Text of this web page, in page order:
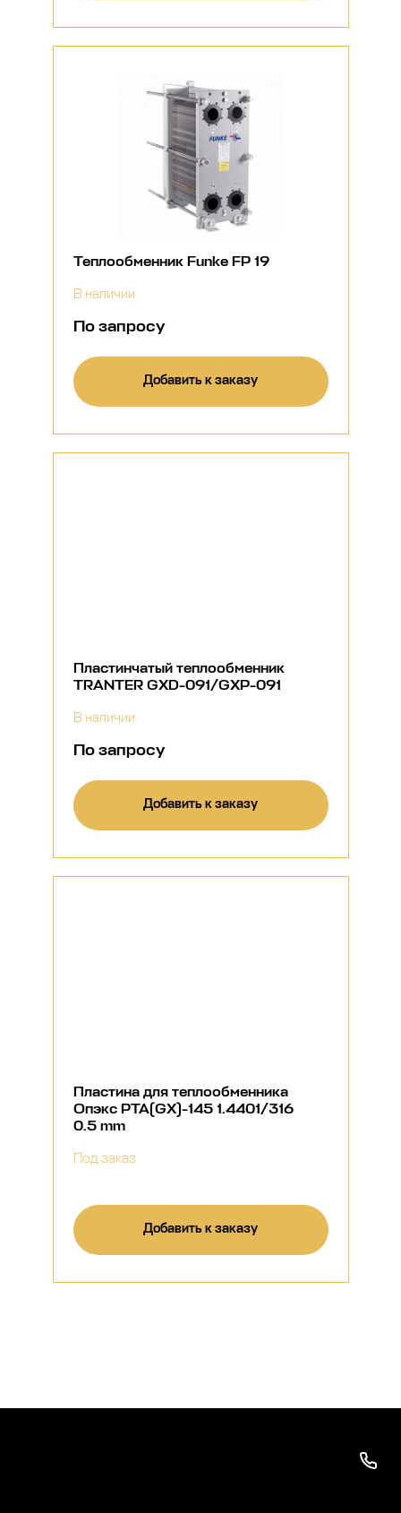
Теплообменник Funke FP 19
В наличии
По запросу
Добавить к заказу
Пластинчатый теплообменник
TRANTER GXD-091/GXP-091
В наличии
По запросу
Добавить к заказу
Пластина для теплообменника
Опэкс РТА(GX)-145 1.4401/316
0.5 mm
Под заказ
Добавить к заказу